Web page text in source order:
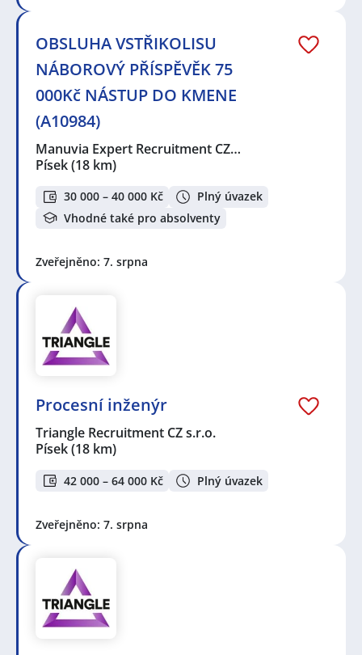
OBSLUHA VSTŘIKOLISU
NÁBOROVÝ PŘÍSPĚVĚK 75
000Kč NÁSTUP DO KMENE
(A10984)
Manuvia Expert Recruitment CZ…
Písek(18 km)
30 000 – 40 000 Kč
Plný úvazek
Vhodné také pro absolventy
Zveřejněno: 7. srpna
Procesní inženýr
Triangle Recruitment CZ s.r.o.
Písek(18 km)
42 000 – 64 000 Kč Plný úvazek
Zveřejněno: 7. srpna